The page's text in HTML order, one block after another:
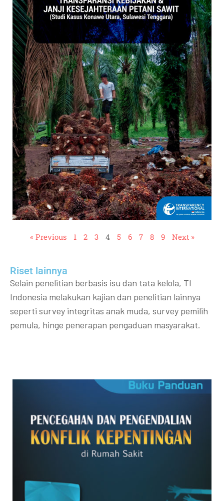
« Previous 1 2 3 4 5 6 7 8 9 Next »
Riset lainnya​​
Selain penelitian berbasis isu dan tata kelola, TI
Indonesia melakukan kajian dan penelitian lainnya
seperti survey integritas anak muda, survey pemilih
pemula, hinge penerapan pengaduan masyarakat.